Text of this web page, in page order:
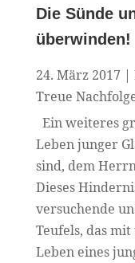
Die Sünde
überwinden!
24. März 2017 |
Treue
Ein weiteres
Leben junger
sind, dem
Dieses
versuchende
Teufels, das
Leben eines